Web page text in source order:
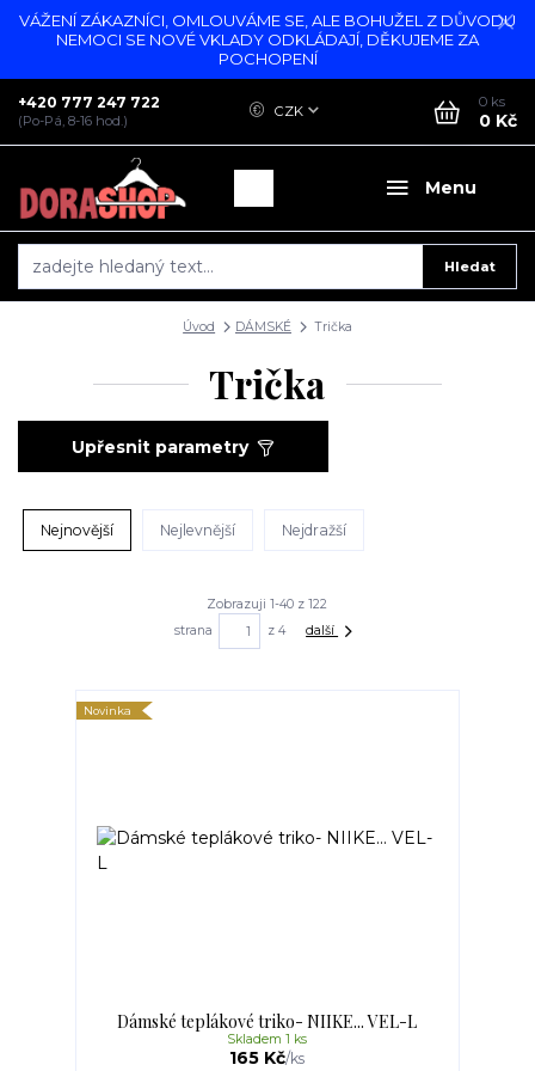
VÁŽENÍ ZÁKAZNÍCI, OMLOUVÁME SE, ALE BOHUŽEL Z DŮVODU
NEMOCI SE NOVÉ VKLADY ODKLÁDAJÍ, DĚKUJEME ZA
POCHOPENÍ
Menu
CZK
Hledat
+420 777 247 722
(Po-Pá, 8-16 hod.)
0 ks
0 Kč
Úvod DÁMSKÉ Trička
Trička
Upřesnit parametry
Nejnovější Nejlevnější Nejdražší
Zobrazuji 1-40 z 122
strana
z 4 další
Novinka
Dámské teplákové triko- NIIKE... VEL-L
165 Kč/ks
Skladem 1 ks